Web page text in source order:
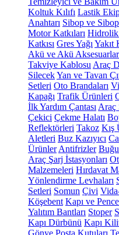
Koltuk Kılıfı Lastik
Anahtarı Sibop ve
Motor Katkıları Hidrolik
Katkısı Gres Yağı Yakıt
Akü ve Akü
Takviye Kablosu Araç
SilecekYan ve Tavan
Setleri Oto Brandaları
Kapağı Trafik Ürünleri
İlk Yardım Çantası Araç
Çekici Çekme Halatı
Reflektörleri Takoz Kış
Aletleri Buz Kazıyıcı
Ürünler Antifrizler
Araç Şarj İstasyonları
Malzemeleri Hırdavat
Yönlendirme Levhaları
Setleri Somun Çivi
Köşebent Kapı ve
Yalıtım Bantları Stoper
Kapı Dürbünü Kapı
Gönye Posta Kutuları